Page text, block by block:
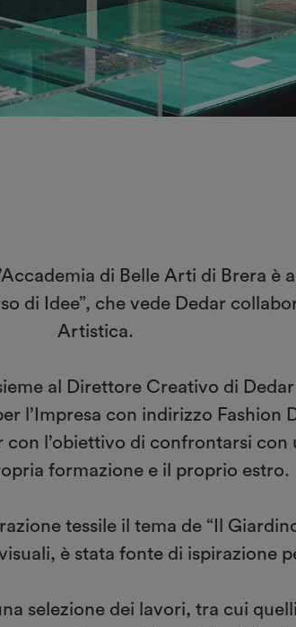
di Belle Arti di Brera è
di Idee”, che vede Dedar
Artistica.
al Direttore Creativo di
l’Impresa con indirizzo Fashion
l’obiettivo di confrontarsi con
formazione e il proprio estro.
tessile il tema de “Il
è stata fonte di ispirazione
selezione dei lavori, tra cui